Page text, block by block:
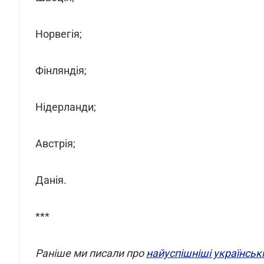
Норвегія;
Фінляндія;
Нідерланди;
Австрія;
Данія.
***
Раніше ми писали пронайуспішніші